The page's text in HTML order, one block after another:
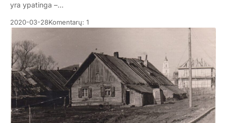
yra ypatinga –…
2020-03-28Komentarų: 1